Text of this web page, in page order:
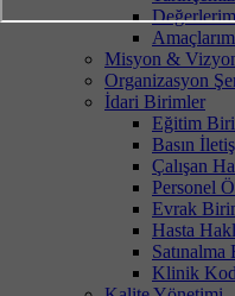
Misyon &
Organizasyon
İdari Birimler
Eğitim
Basın
Çalışan
Personel
Evrak
Hasta
Klinik